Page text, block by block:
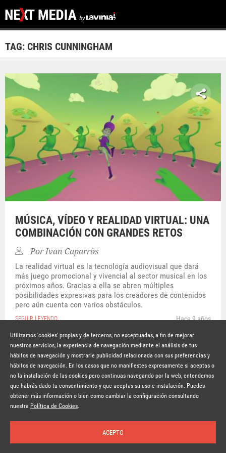
Inicio Temas Autores Nosotros Buscar Suscríbete
TAG: CHRIS CUNNINGHAM
MÚSICA, VÍDEO Y REALIDAD VIRTUAL: UNA
COMBINACIÓN CON GRANDES RETOS
PorIvan Caparròs
La realidad virtual es la tecnología audiovisual que dará
más juego promocional y vivencial al sector musical en los
próximos años. Gracias a ella se abren múltiples
posibilidades expresivas para los creadores de contenidos
pero aún cuenta con varios obstáculos.
SEGUIR LEYENDO Hace 9 años
Suscríbete a la newsletter
© Copyright Lavinia 2026 –www.lavinia.tc
Nota Legal
Contacto Política de privacidad
Condiciones de uso
Utilizamos 'cookies' propias y de terceros, no exceptuadas, a fin de mejorar
nuestros servicios, la experiencia de navegación mediante el análisis de tus
hábitos de navegación y mostrarle publicidad relacionada con sus preferencias y
hábitos de navegación. En los casos que no manifiestes expresamente si aceptas o
no la instalación de las cookies pero continuas navegando por la web, entendemos
que habrás dado tu consentimiento y que aceptas su uso e instalación. Puedes
obtener más información o bien como cambiar la configuración consultando
nuestra Política de Cookies.
ACEPTO